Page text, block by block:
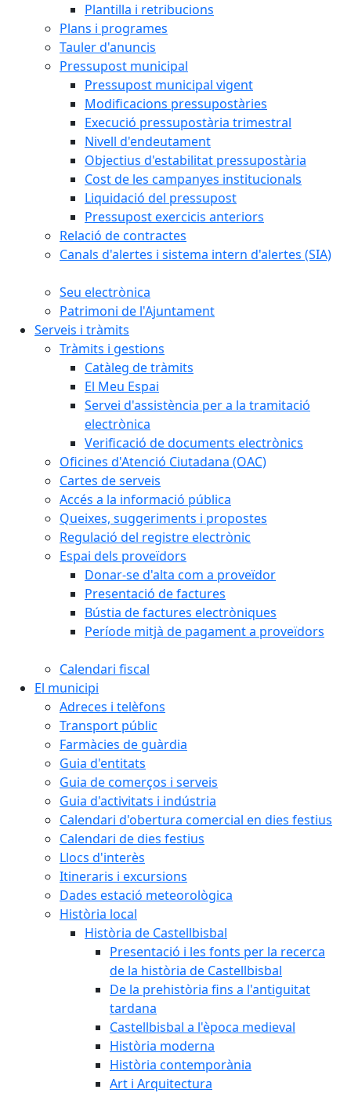
Plantilla i retribucions
Plans i programes
Tauler d'anuncis
Pressupost municipal
Pressupost municipal vigent
Modificacions pressupostàries
Execució pressupostària trimestral
Nivell d'endeutament
Objectius d'estabilitat pressupostària
Cost de les campanyes institucionals
Liquidació del pressupost
Pressupost exercicis anteriors
Relació de contractes
Canals d'alertes i sistema intern d'alertes (SIA)
Seu electrònica
Patrimoni de l'Ajuntament
Serveis i tràmits
Tràmits i gestions
Catàleg de tràmits
El Meu Espai
Servei d'assistència per a la tramitació
electrònica
Verificació de documents electrònics
Oficines d'Atenció Ciutadana (OAC)
Cartes de serveis
Accés a la informació pública
Queixes, suggeriments i propostes
Regulació del registre electrònic
Espai dels proveïdors
Donar-se d'alta com a proveïdor
Presentació de factures
Bústia de factures electròniques
Període mitjà de pagament a proveïdors
Calendari fiscal
El municipi
Adreces i telèfons
Transport públic
Farmàcies de guàrdia
Guia d'entitats
Guia de comerços i serveis
Guia d'activitats i indústria
Calendari d'obertura comercial en dies festius
Calendari de dies festius
Llocs d'interès
Itineraris i excursions
Dades estació meteorològica
Història local
Història de Castellbisbal
Presentació i les fonts per la recerca
de la història de Castellbisbal
De la prehistòria fins a l'antiguitat
tardana
Castellbisbal a l'època medieval
Història moderna
Història contemporània
Art i Arquitectura